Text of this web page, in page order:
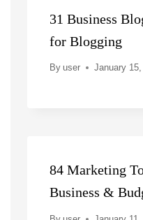
31 Business
for Blogging
By user January
84 Marketing
Business &